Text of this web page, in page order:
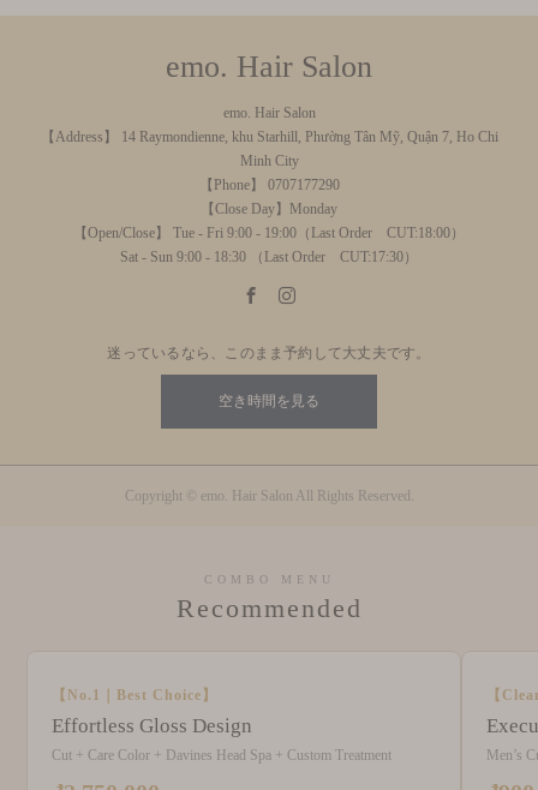
emo. Hair Salon
emo. Hair Salon
【Address】 14 Raymondienne, khu Starhill, Phường Tân Mỹ, Quận 7, Ho Chi
Minh City
【Phone】 0707177290
【Close Day】Monday
【Open/Close】 Tue - Fri 9:00 - 19:00（Last Order CUT:18:00）
Sat - Sun 9:00 - 18:30 （Last Order CUT:17:30）
迷っているなら、このまま予約して大丈夫です。
空き時間を見る
Copyright © emo. Hair Salon All Rights Reserved.
COMBO MENU
Recommended
【No.1｜Best Choice】
Effortless Gloss Design
Cut + Care Color + Davines Head Spa + Custom Treatment
【
Men’s